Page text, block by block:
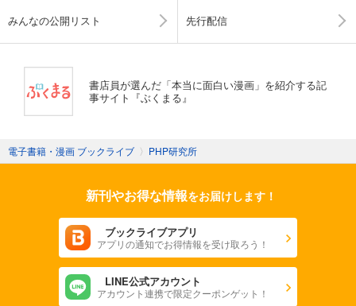
みんなの公開リスト 先行配信
書店員が選んだ「本当に面白い漫画」を紹介する記
事サイト『ぶくまる』
電子書籍・漫画 ブックライブ 〉 PHP研究所
新刊やお得な情報をお届けします！
ブックライブアプリ
アプリの通知でお得情報を受け取ろう！
LINE公式アカウント
アカウント連携で限定クーポンゲット！